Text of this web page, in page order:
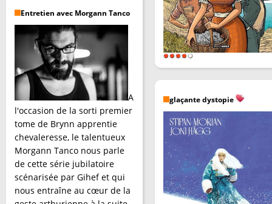
Entretien avec Morgann Tanco
A
l'occasion de la sorti premier
tome de Brynn apprentie
chevaleresse, le talentueux
Morgann Tanco nous parle
de cette série jubilatoire
scénarisée par Gihef et qui
nous entraîne au cœur de la
glaçante dystopie